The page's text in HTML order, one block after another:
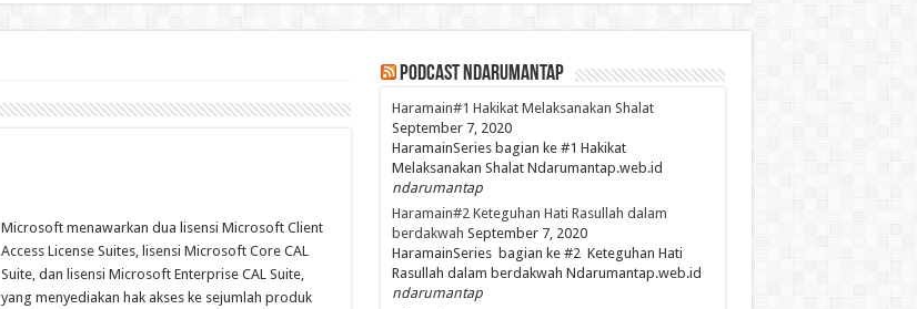
Microsoft menawarkan dua lisensi Microsoft Client
Access License Suites, lisensi Microsoft Core CAL
Suite, dan lisensi Microsoft Enterprise CAL Suite,
yang menyediakan hak akses ke sejumlah produk
PodCast NdaruMantap
Haramain#1 Hakikat Melaksanakan Shalat
September 7, 2020
HaramainSeries bagian ke #1 Hakikat
Melaksanakan Shalat Ndarumantap.web.id
ndarumantap
Haramain#2 Keteguhan Hati Rasullah dalam
berdakwah September 7, 2020
HaramainSeries bagian ke #2 Keteguhan Hati
Rasullah dalam berdakwah Ndarumantap.web.id
ndarumantap